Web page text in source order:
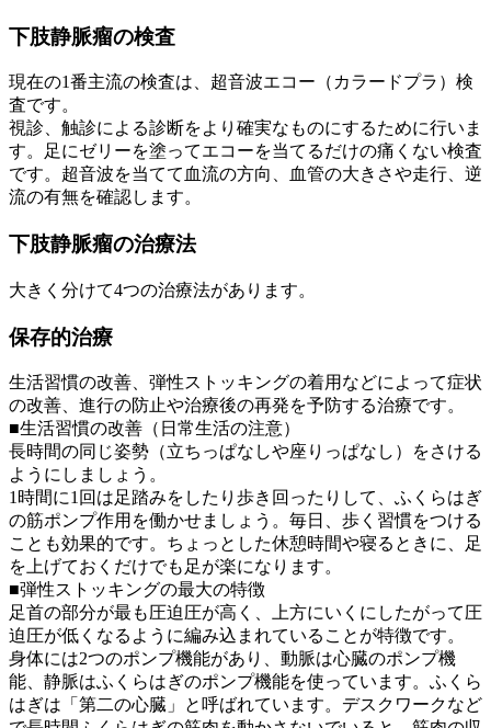
下肢静脈瘤の検査
現在の1番主流の検査は、 超音波エコー（カラードプラ）検
査です。
視診、触診による診断をより確実なものにするために行いま
す。足にゼリーを塗ってエコーを当てるだけの痛くない検査
です。超音波を当てて血流の方向、血管の大きさや走行、逆
流の有無を確認します。
下肢静脈瘤の治療法
大きく分けて4つの治療法があります。
保存的治療
生活習慣の改善 弾性ストッキングの着用 などによって症状
の改善、進行の防止や治療後の再発を予防する治療です。
■生活習慣の改善（日常生活の注意）
長時間の同じ姿勢（立ちっぱなしや座りっぱなし）をさける
ようにしましょう。
1時間に1回は足踏みをしたり歩き回ったりして、ふくらはぎ
の筋ポンプ作用を働かせましょう。毎日、歩く習慣をつける
ことも効果的です。ちょっとした休憩時間や寝るときに、足
を上げておくだけでも足が楽になります。
■弾性ストッキングの最大の特徴
足首の部分が最も圧迫圧が高く、上方にいくにしたがって圧
迫圧が低くなるように編み込まれていることが特徴です。
身体には2つのポンプ機能があり、動脈は心臓のポンプ機
能、静脈はふくらはぎのポンプ機能を使っています。ふくら
はぎは「第二の心臓」と呼ばれています。デスクワークなど